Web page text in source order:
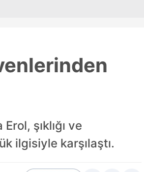
şıklığı ve
ilgisiyle karşılaştı.